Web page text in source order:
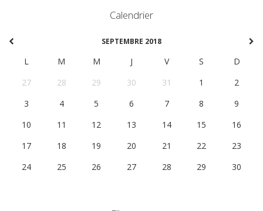
Calendrier
SEPTEMBRE 2018
L M M J V S
D
27
28 29 30 31 1
2
3
4 5 6 7 8
9
10
11 12 13 14 15
16
17
18 19 20 21 22
23
24
25 26 27 28 29 30